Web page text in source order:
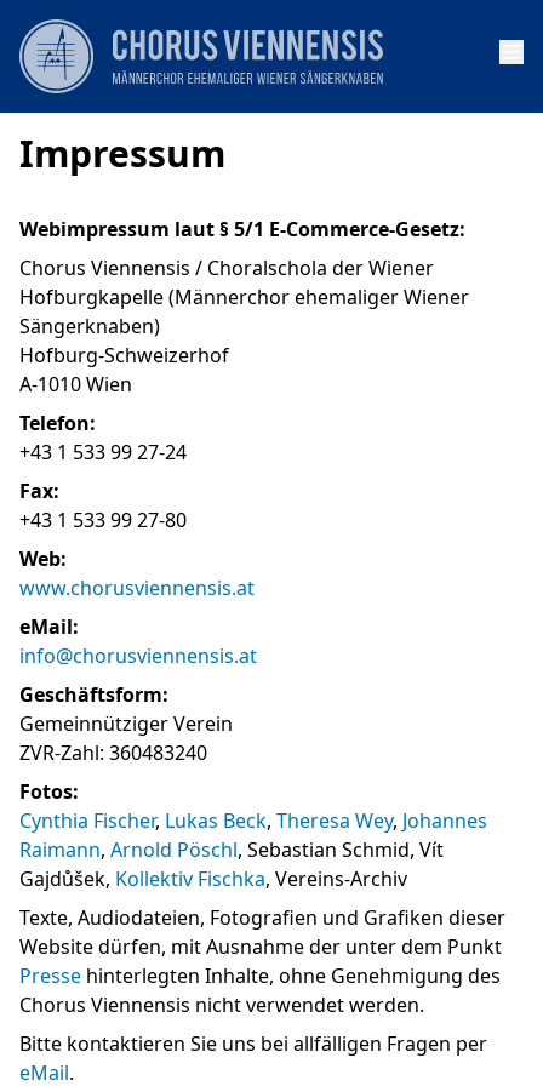
Impressum
Webimpressum laut § 5/1 E-Commerce-Gesetz:
Chorus Viennensis / Choralschola der Wiener
Hofburgkapelle (Männerchor ehemaliger Wiener
Sängerknaben)
Hofburg-Schweizerhof
A-1010 Wien
Telefon:
+43 1 533 99 27-24
Fax:
+43 1 533 99 27-80
Web:
www.chorusviennensis.at
eMail:
info@chorusviennensis.at
Geschäftsform:
Gemeinnütziger Verein
ZVR-Zahl: 360483240
Fotos:
Cynthia Fischer, Lukas Beck, Theresa Wey, Johannes
Raimann, Arnold Pöschl, Sebastian Schmid, Vít
Gajdůšek, Kollektiv Fischka, Vereins-Archiv
Texte, Audiodateien, Fotografien und Grafiken dieser
Website dürfen, mit Ausnahme der unter dem Punkt
Presse hinterlegten Inhalte, ohne Genehmigung des
Chorus Viennensis nicht verwendet werden.
Bitte kontaktieren Sie uns bei allfälligen Fragen per
eMail.